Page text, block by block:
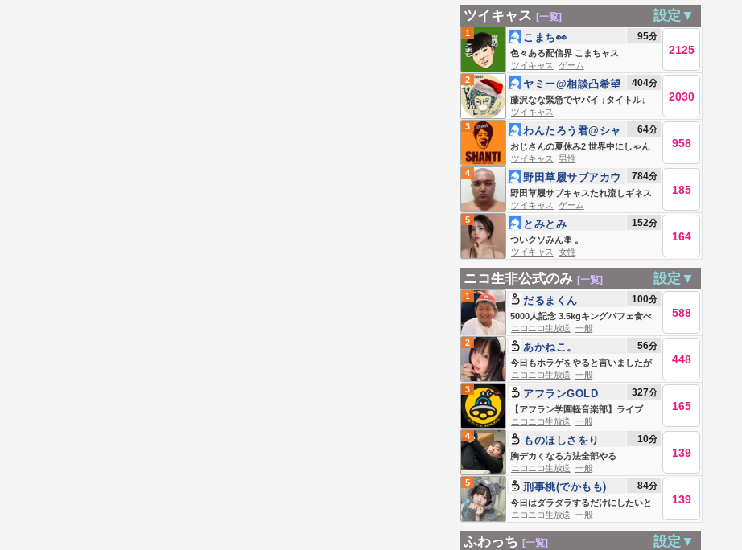
ツイキャス [一覧] 設定▼
1
色々ある配信界 こまちャス
こまち👀 95分
2125
ツイキャス
ゲーム
2
藤沢なな緊急でヤバイ ↓タイトル↓
ヤミー@相談凸希望
はLINEへ
404分
2030
ツイキャス
3
おじさんの夏休み2 世界中にしゃん
てぃ言わせたい
わんたろう君@シャ
ンT101
64分
958
ツイキャス
男性
4
野田草履サブキャスたれ流しギネス
記録 Live #839271769
野田草履サブアカウ
ント
784分
185
ツイキャス
ゲーム
5
ついクソみん🪰 。
とみとみ 152分
164
ツイキャス 女性
ニコ生非公式のみ [一覧] 設定▼
1
5000人記念 3.5kgキングパフェ食べ
る！
だるまくん 100分
588
ニコニコ生放送 一般
2
今日もホラゲをやると言いましたが
あれは嘘です
あかねこ。 56分
448
ニコニコ生放送 一般
3
【アフラン学園軽音楽部】ライブ
アフランGOLD 327分
165
ニコニコ生放送 一般
4
胸デカくなる方法全部やる
ものほしさをり 10分
139
ニコニコ生放送 一般
5
今日はダラダラするだけにしたいと
思います
刑事桃(でかもも) 84分
139
ニコニコ生放送 一般
ふわっち [一覧] 設定▼